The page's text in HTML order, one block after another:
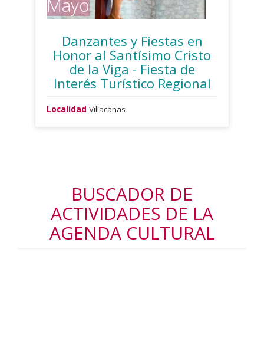
Mayo
Danzantes y Fiestas en
Honor al Santísimo Cristo
de la Viga - Fiesta de
Interés Turístico Regional
Localidad Villacañas
BUSCADOR DE
ACTIVIDADES DE LA
AGENDA CULTURAL